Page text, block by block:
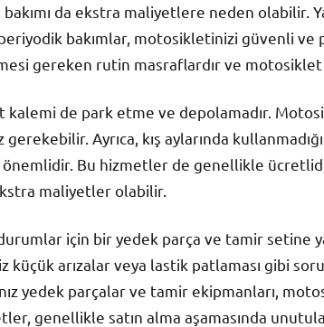
da ekstra maliyetlere neden olabilir.
bakımlar, motosikletinizi güvenli
gereken rutin masraflardır ve
kalemi de park etme ve depolamadır.
gerekebilir. Ayrıca, kış aylarında
önemlidir. Bu hizmetler de genellikle
maliyetler olabilir.
için bir yedek parça ve tamir setine
küçük arızalar veya lastik patlaması gibi
yedek parçalar ve tamir ekipmanları,
genellikle satın alma aşamasında